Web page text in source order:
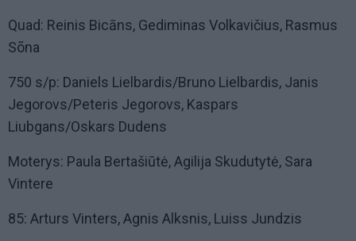
Quad: Reinis Bicāns, Gediminas Volkavičius, Rasmus
Sõna
750 s/p: Daniels Lielbardis/Bruno Lielbardis, Janis
Jegorovs/Peteris Jegorovs, Kaspars
Liubgans/Oskars Dudens
Moterys: Paula Bertašiūtė, Agilija Skudutytė, Sara
Vintere
85: Arturs Vinters, Agnis Alksnis, Luiss Jundzis